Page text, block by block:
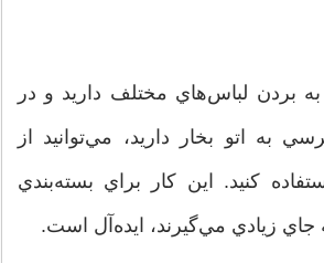
بردن لباس‌هاي مختلف داريد و در
به اتو بخار داريد، مي‌توانيد از
كنيد. اين كار براي بسته‌بندي
زيادي مي‌گيرند، ايده‌آل است.